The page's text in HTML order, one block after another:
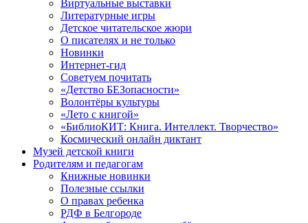
Виртуальные выставки
Литературные игры
Детское читательское жюри
О писателях и не только
Новинки
Интернет-гид
Советуем почитать
«Детство БЕЗопасности»
Волонтёры культуры
«Лето с книгой»
«БиблиоКИТ: Книга. Интеллект. Творчество»
Космический онлайн диктант
Музей детской книги
Родителям и педагогам
Книжные новинки
Полезные ссылки
О правах ребенка
РДФ в Белгороде